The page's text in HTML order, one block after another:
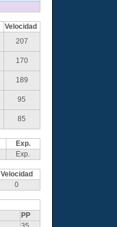
Velocidad
207
170
189
95
85
Exp.
Exp.
Velocidad
0
PP